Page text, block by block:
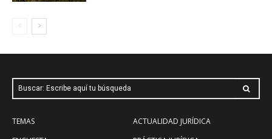
Buscar: Escribe aquí tu búsqueda
TEMAS
ACTUALIDAD JURÍDICA